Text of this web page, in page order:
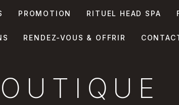
PROMOTION RITUEL HEAD SPA
RENDEZ-VOUS & OFFRIR